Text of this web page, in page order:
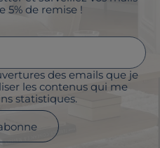
5% de remise !
des emails que je
les contenus qui me
statistiques.